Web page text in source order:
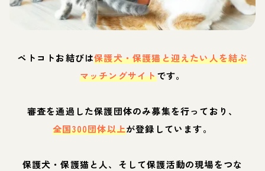
ペトコトお結びは保護犬・保護猫と迎えたい人を結ぶ
マッチングサイトです。
審査を通過した保護団体のみ募集を行っており、
全国300団体以上が登録しています。
保護犬・保護猫と人、そして保護活動の現場をつな